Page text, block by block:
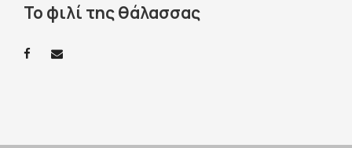
Το φιλί της θάλασσας